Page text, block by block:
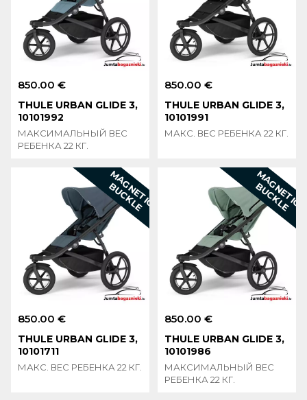
850.00 €
THULE URBAN GLIDE 3,
10101992
МАКСИМАЛЬНЫЙ ВЕС
РЕБЕНКА 22 КГ.
850.00 €
THULE URBAN GLIDE 3,
10101991
МАКС. ВЕС РЕБЕНКА 22 КГ.
850.00 €
THULE URBAN GLIDE 3,
10101711
МАКС. ВЕС РЕБЕНКА 22 КГ.
M
A
G
N
E
T
I
C
B
U
C
K
L
E
850.00 €
THULE URBAN GLIDE 3,
10101986
МАКСИМАЛЬНЫЙ ВЕС
РЕБЕНКА 22 КГ.
M
A
G
N
E
T
I
C
B
U
C
K
L
E